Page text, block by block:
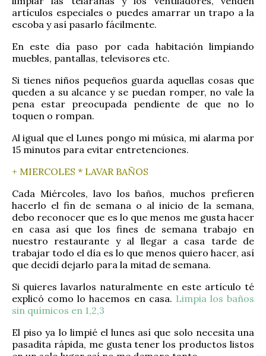
artículos especiales o puedes amarrar un trapo a la
escoba y así pasarlo fácilmente.
En este día paso por cada habitación limpiando
muebles, pantallas, televisores etc.
Si tienes niños pequeños guarda aquellas cosas que
queden a su alcance y se puedan romper, no vale la
pena estar preocupada pendiente de que no lo
toquen o rompan.
Al igual que el Lunes pongo mi música, mi alarma por
15 minutos para evitar entretenciones.
+ MIERCOLES * LAVAR BAÑOS
Cada Miércoles, lavo los baños, muchos prefieren
hacerlo el fin de semana o al inicio de la semana,
debo reconocer que es lo que menos me gusta hacer
en casa así que los fines de semana trabajo en
nuestro restaurante y al llegar a casa tarde de
trabajar todo el día es lo que menos quiero hacer, así
que decidí dejarlo para la mitad de semana.
Si quieres lavarlos naturalmente en este artículo té
explicó como lo hacemos en casa. Limpia los baños
sin químicos en 1,2,3
El piso ya lo limpié el lunes así que solo necesita una
pasadita rápida, me gusta tener los productos listos